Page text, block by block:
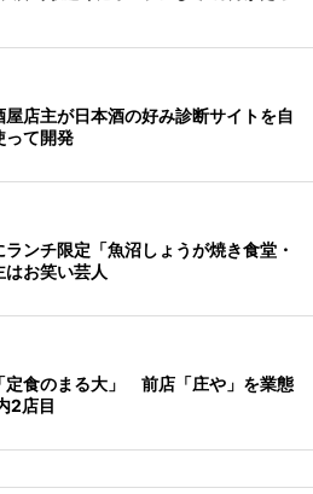
屋店主が日本酒の好み診断サイトを自
て開発
ンチ限定「魚沼しょうが焼き食堂・
お笑い芸人
定食のまる大」 前店「庄や」を業態
2店目